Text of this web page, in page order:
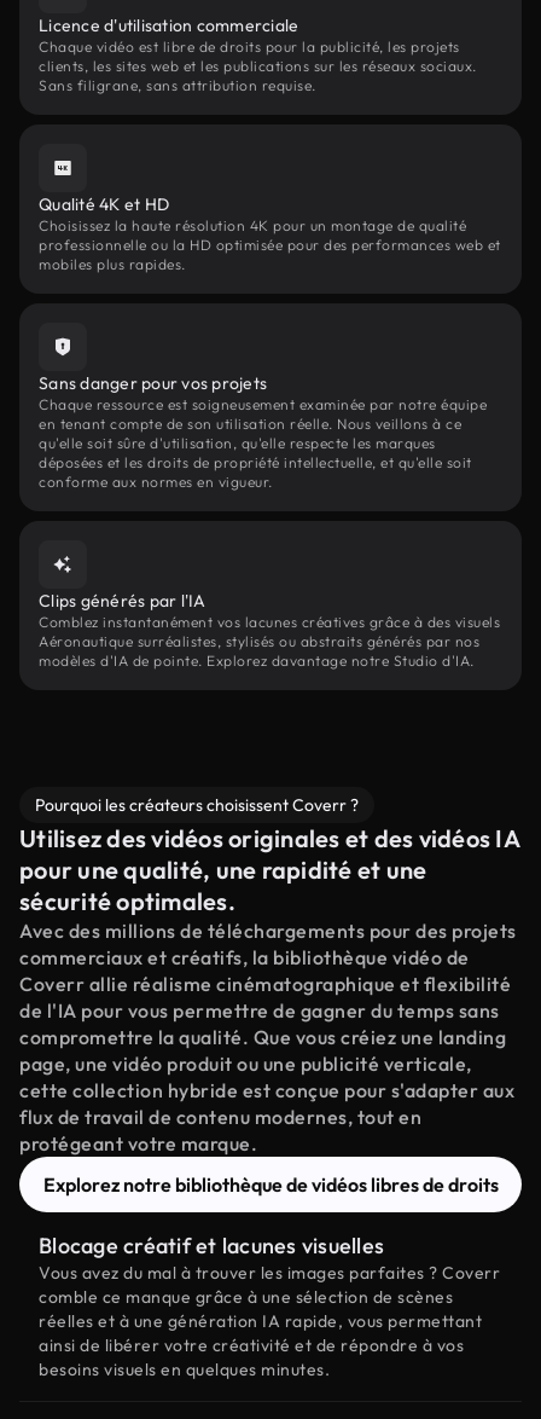
Licence d'utilisation commerciale
Chaque vidéo est libre de droits pour la publicité, les projets
clients, les sites web et les publications sur les réseaux sociaux.
Sans filigrane, sans attribution requise.
Qualité 4K et HD
Choisissez la haute résolution 4K pour un montage de qualité
professionnelle ou la HD optimisée pour des performances web et
mobiles plus rapides.
Sans danger pour vos projets
Chaque ressource est soigneusement examinée par notre équipe
en tenant compte de son utilisation réelle. Nous veillons à ce
qu'elle soit sûre d'utilisation, qu'elle respecte les marques
déposées et les droits de propriété intellectuelle, et qu'elle soit
conforme aux normes en vigueur.
Clips générés par l'IA
Comblez instantanément vos lacunes créatives grâce à des visuels
Aéronautique surréalistes, stylisés ou abstraits générés par nos
modèles d'IA de pointe. Explorez davantage notre Studio d'IA.
Pourquoi les créateurs choisissent Coverr ?
Utilisez des vidéos originales et des vidéos IA
pour une qualité, une rapidité et une
sécurité optimales.
Avec des millions de téléchargements pour des projets
commerciaux et créatifs, la bibliothèque vidéo de
Coverr allie réalisme cinématographique et flexibilité
de l'IA pour vous permettre de gagner du temps sans
compromettre la qualité. Que vous créiez une landing
page, une vidéo produit ou une publicité verticale,
cette collection hybride est conçue pour s'adapter aux
flux de travail de contenu modernes, tout en
protégeant votre marque.
Explorez notre bibliothèque de vidéos libres de droits
Blocage créatif et lacunes visuelles
Vous avez du mal à trouver les images parfaites ? Coverr
comble ce manque grâce à une sélection de scènes
réelles et à une génération IA rapide, vous permettant
ainsi de libérer votre créativité et de répondre à vos
besoins visuels en quelques minutes.